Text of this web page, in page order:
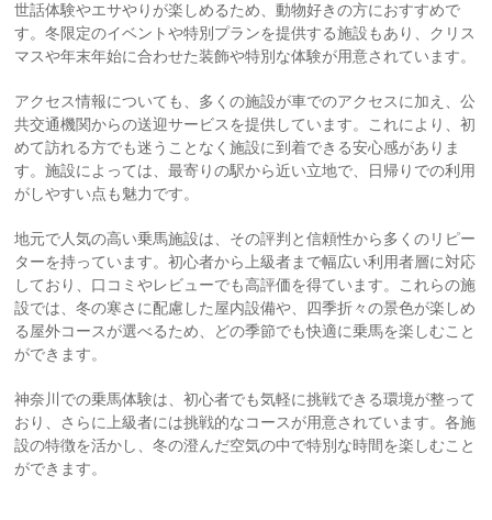
世話体験やエサやりが楽しめるため、動物好きの方におすすめで
す。冬限定のイベントや特別プランを提供する施設もあり、クリス
マスや年末年始に合わせた装飾や特別な体験が用意されています。
アクセス情報についても、多くの施設が車でのアクセスに加え、公
共交通機関からの送迎サービスを提供しています。これにより、初
めて訪れる方でも迷うことなく施設に到着できる安心感がありま
す。施設によっては、最寄りの駅から近い立地で、日帰りでの利用
がしやすい点も魅力です。
地元で人気の高い乗馬施設は、その評判と信頼性から多くのリピー
ターを持っています。初心者から上級者まで幅広い利用者層に対応
しており、口コミやレビューでも高評価を得ています。これらの施
設では、冬の寒さに配慮した屋内設備や、四季折々の景色が楽しめ
る屋外コースが選べるため、どの季節でも快適に乗馬を楽しむこと
ができます。
神奈川での乗馬体験は、初心者でも気軽に挑戦できる環境が整って
おり、さらに上級者には挑戦的なコースが用意されています。各施
設の特徴を活かし、冬の澄んだ空気の中で特別な時間を楽しむこと
ができます。